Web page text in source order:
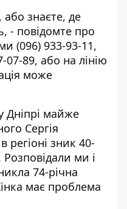
знаєте, де
- повідомте про
(096) 933-93-11,
07-89, або на лінію
може
Дніпрі майже
Сергія
регіоні зник 40-
Розповідали ми і
74-річна
має проблема